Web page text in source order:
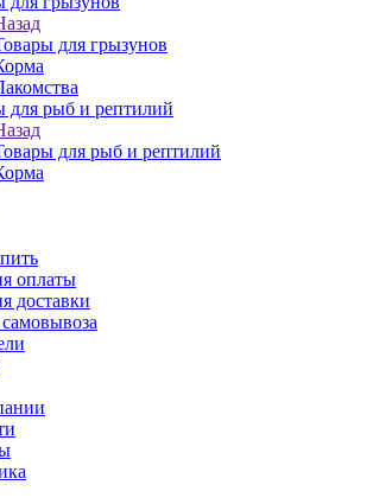
для грызунов
для рыб и рептилий
для рыб и рептилий
оплаты
доставки